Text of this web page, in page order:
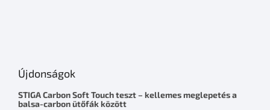
Újdonságok
STIGA Carbon Soft Touch teszt – kellemes meglepetés a
balsa-carbon ütőfák között